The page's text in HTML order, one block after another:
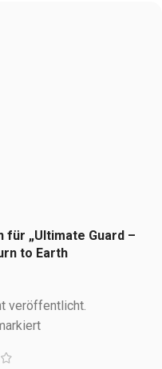
„Ultimate Guard –
to Earth
veröffentlicht.